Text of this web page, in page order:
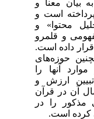
معنا و
است و
محتوا» و
و قلمرو
داده است.
حوزه‌‌های
آنها را
ارزش و
آن در قرآن
را در
است.